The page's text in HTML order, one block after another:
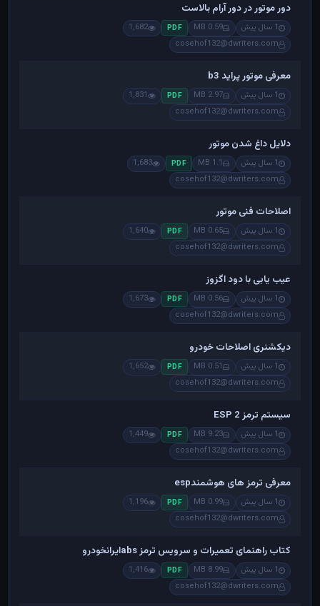
دور موتور در دور آرام بالاست
1 سال پیش 0.59 MB
PDF
1,682
cosehof132@dwriters.com
معرفی موتور پراید b3
1 سال پیش 2.97 MB
PDF
1,831
cosehof132@dwriters.com
دلایل داغ شدن موتور
1 سال پیش 1.1 MB
PDF
1,683
cosehof132@dwriters.com
اصلاحات فنی موتور
1 سال پیش 0.65 MB
PDF
1,640
cosehof132@dwriters.com
عیب یابی با دود اگزوز
1 سال پیش 0.56 MB
PDF
1,673
cosehof132@dwriters.com
دیکشنری اصلاحات خودرو
1 سال پیش 0.51 MB
PDF
1,652
cosehof132@dwriters.com
سیستم ترمز ESP 2
1 سال پیش 9.23 MB
PDF
1,449
cosehof132@dwriters.com
معرفی ترمز های هوشمندesp
1 سال پیش 0.99 MB
PDF
1,196
cosehof132@dwriters.com
کتاب راهنمای تعمیرات و سرویس ترمز absایرانخودرو
1 سال پیش 8.99 MB
PDF
1,416
cosehof132@dwriters.com